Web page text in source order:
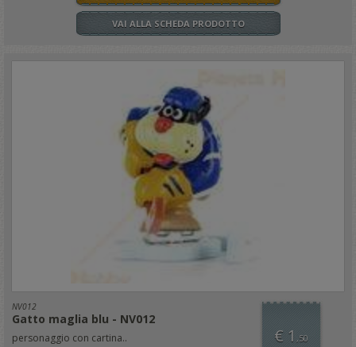
VAI ALLA SCHEDA PRODOTTO
NV012
Gatto maglia blu - NV012
personaggio con cartina.. € 1 ,50